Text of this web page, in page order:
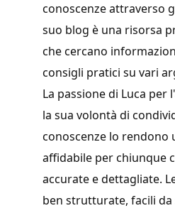
conoscenze attraverso
suo blog è una risorsa
che cercano
consigli pratici su vari
La passione di Luca
la sua volontà di
conoscenze lo rendono
affidabile per chiunque
accurate e dettagliate.
ben strutturate, facili